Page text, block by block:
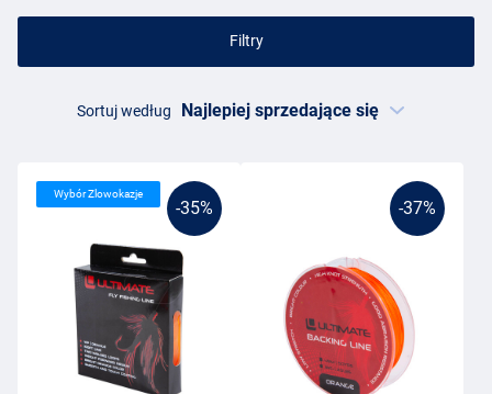
Filtry
Sortuj według
-35%
Wybór Zlowokazje
-37%